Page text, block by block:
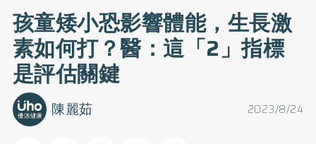
孩童矮小恐影響體能，生長激
素如何打？醫：這「2」指標
是評估關鍵
2023/8/24
陳麗茹